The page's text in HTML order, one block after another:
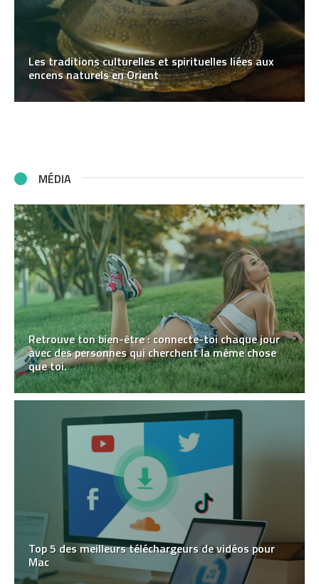
Les traditions culturelles et spirituelles liées aux
encens naturels en Orient
MÉDIA
Retrouve ton bien-être : connecte-toi chaque jour
avec des personnes qui cherchent la même chose
que toi.
Top 5 des meilleurs téléchargeurs de vidéos pour
Mac